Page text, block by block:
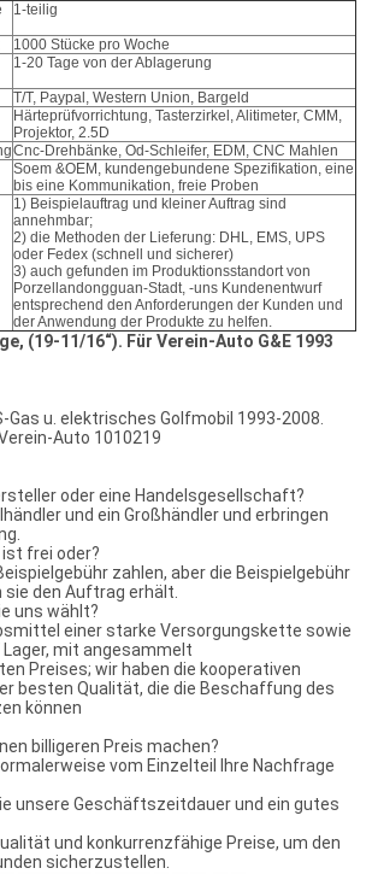
1-teilig
1000 Stücke pro Woche
1-20 Tage von der Ablagerung
T/T, Paypal, Western Union, Bargeld
Härteprüfvorrichtung, Tasterzirkel, Alitimeter, CMM,
Projektor, 2.5D
Cnc-Drehbänke, Od-Schleifer, EDM, CNC Mahlen
Soem &OEM, kundengebundene Spezifikation, eine
bis eine Kommunikation, freie Proben
1) Beispielauftrag und kleiner Auftrag sind
annehmbar;
2) die Methoden der Lieferung: DHL, EMS, UPS
oder Fedex (schnell und sicherer)
3) auch gefunden im Produktionsstandort von
Porzellandongguan-Stadt, -uns Kundenentwurf
entsprechend den Anforderungen der Kunden und
der Anwendung der Produkte zu helfen.
(19-11/16“). Für Verein-Auto G&E 1993
Gas u. elektrisches Golfmobil 1993-2008.
Auto 1010219
oder eine Handelsgesellschaft?
und ein Großhändler und erbringen
ist frei oder?
zahlen, aber die Beispielgebühr
sie den Auftrag erhält.
uns wählt?
einer starke Versorgungskette sowie
mit angesammelt
Preises; wir haben die kooperativen
besten Qualität, die die Beschaffung des
können
billigeren Preis machen?
vom Einzelteil Ihre Nachfrage
unsere Geschäftszeitdauer und ein gutes
und konkurrenzfähige Preise, um den
sicherzustellen.